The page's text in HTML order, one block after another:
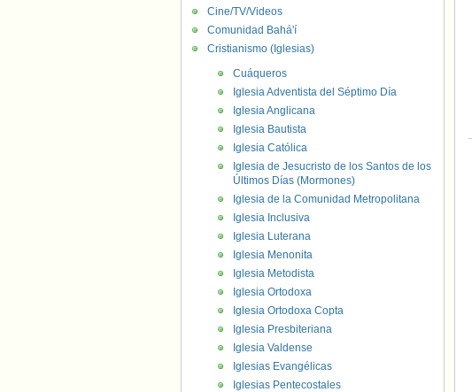
Cine/TV/Videos
Comunidad Bahá'í
Cristianismo (Iglesias)
Cuáqueros
Iglesia Adventista del Séptimo Día
Iglesia Anglicana
Iglesia Bautista
Iglesia Católica
Iglesia de Jesucristo de los Santos de los
Últimos Días (Mormones)
Iglesia de la Comunidad Metropolitana
Iglesia Inclusiva
Iglesia Luterana
Iglesia Menonita
Iglesia Metodista
Iglesia Ortodoxa
Iglesia Ortodoxa Copta
Iglesia Presbiteriana
Iglesia Valdense
Iglesias Evangélicas
Iglesias Pentecostales